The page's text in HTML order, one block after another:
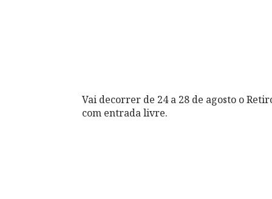
Vai decorrer de 24 a 28 de agosto o
com entrada livre.